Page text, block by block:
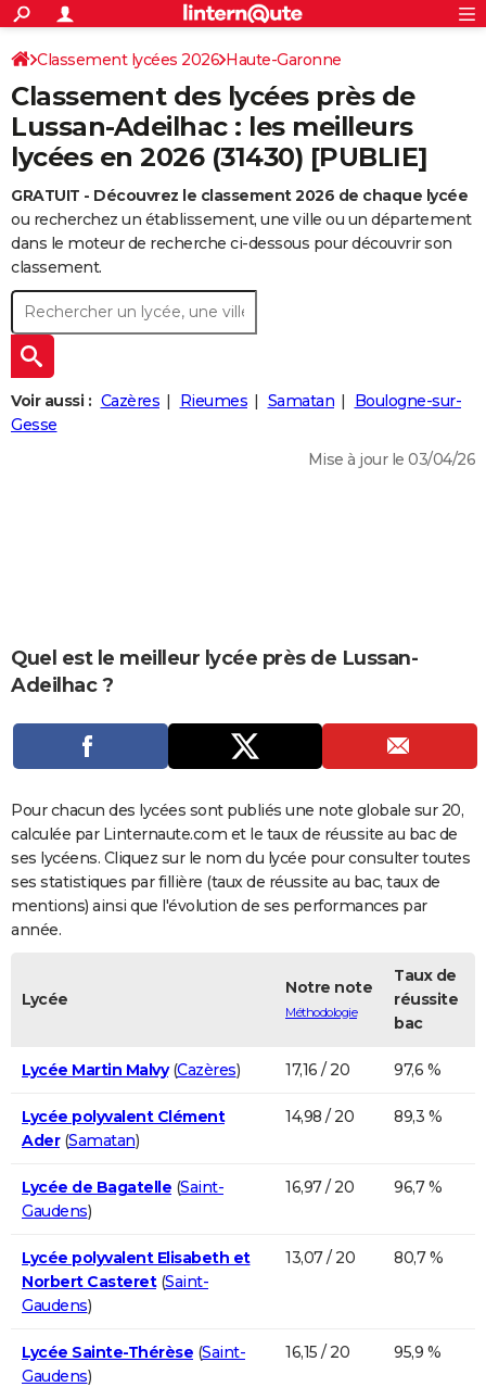
ACTUALITÉS
Politique
Société
Faits Divers
Education
Monde
Villes
+
SPORT
Coupe du monde 2026
Football
Tennis
Cyclisme
Rugby
Forum
Programme TV
TNT
Streaming
Cinéma
Sorties cinéma
Musique
+FINANCE
Retraite
Impôts
Epargne
Immobilier
Risques naturels par ville
Banque
Assurance
Crédit
AUTO
Essais
Réserver un essai
Citadines
Berlines
SUV
Forum auto
+
HIGH-TECH
BRICOLAGE
Forum
Aménagement intérieur
Extérieur
Cuisine
Salle de bains
Jardinage
Rangement
+WEEK-END
Guides de France
Escapades
Patrimoine
Expositions
Musées
Week-end nature
+
LIFESTYLE
Art de vivre
Bien-être
Loisirs
Mode
Modes de vie
+SANTE
Carte de Noël
Carte Bonne année
Carte Saint-Valentin
Carte Pâques
Carte d'anniversaire
DICTIONNAIRE
Dictionnaire
Biographies
Citations
Expressions
Proverbes
PROGRAMME TV
S'inscrire
Se connecter
Lycées
Collèges
Primaires
Universités
Entreprises
Service militaire
Avis de recherche
AVIS DE DÉCÈS
FORUM
Bricolage
Lifestyle
Culture
Sport
Auto
Television
Voyage
Cinema
S'inscrire
Connexion
Classement lycées 2026 Haute-Garonne
Classement des lycées près de
Lussan-Adeilhac : les meilleurs
lycées en 2026 (31430) [PUBLIE]
GRATUIT - Découvrez le classement 2026 de chaque lycée
ou recherchez un établissement, une ville ou un département
dans le moteur de recherche ci-dessous pour découvrir son
classement.
Voir aussi : Cazères Rieumes Samatan
Boulogne-sur-
Gesse
Mise à jour le 03/04/26
Quel est le meilleur lycée près de Lussan-
Adeilhac ?
Pour chacun des lycées sont publiés une note globale sur 20,
calculée par Linternaute.com et le taux de réussite au bac de
ses lycéens. Cliquez sur le nom du lycée pour consulter toutes
ses statistiques par fillière (taux de réussite au bac, taux de
mentions) ainsi que l'évolution de ses performances par
année.
Lycée
Notre note
Méthodologie
Taux de
réussite
bac
Lycée Martin Malvy(Cazères) 17,16 / 20 97,6 %
Lycée polyvalent Clément
Ader(Samatan)
14,98 / 20 89,3 %
Lycée de Bagatelle (Saint-
Gaudens)
16,97 / 20 96,7 %
Lycée polyvalent Elisabeth et
Norbert Casteret(Saint-
Gaudens)
13,07 / 20 80,7 %
Lycée Sainte-Thérèse (Saint-
Gaudens)
16,15 / 20 95,9 %